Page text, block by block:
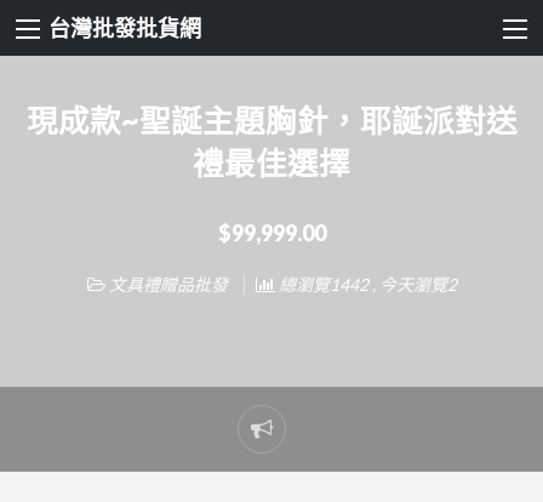
台灣批發批貨網
現成款~聖誕主題胸針，耶誕派對送
禮最佳選擇
$99,999.00
文具禮贈品批發 總瀏覽1442 , 今天瀏覽2
Report
problem